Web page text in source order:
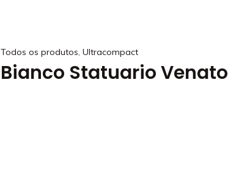
Todos os produtos, Ultracompact
Bianco Statuario Venato